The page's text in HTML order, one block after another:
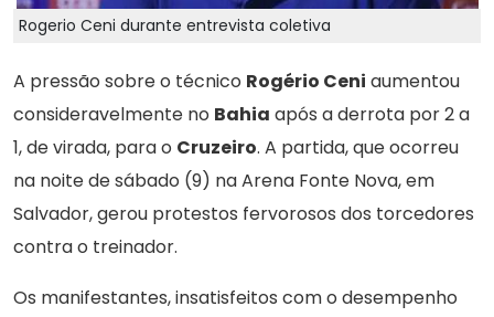
Rogerio Ceni durante entrevista coletiva
A pressão sobre o técnico Rogério Ceni aumentou
consideravelmente no Bahia após a derrota por 2 a
1, de virada, para o Cruzeiro. A partida, que ocorreu
na noite de sábado (9) na Arena Fonte Nova, em
Salvador, gerou protestos fervorosos dos torcedores
contra o treinador.
Os manifestantes, insatisfeitos com o desempenho